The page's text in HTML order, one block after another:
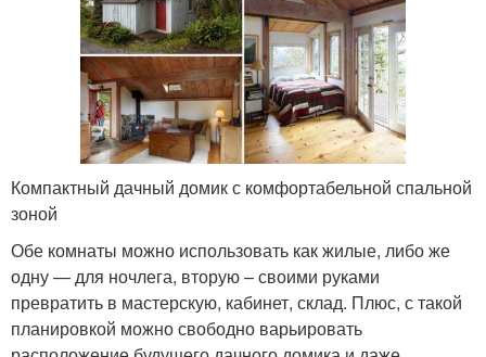
Компактный дачный домик с комфортабельной спальной
зоной
Обе комнаты можно использовать как жилые, либо же
одну — для ночлега, вторую – своими руками
превратить в мастерскую, кабинет, склад. Плюс, с такой
планировкой можно свободно варьировать